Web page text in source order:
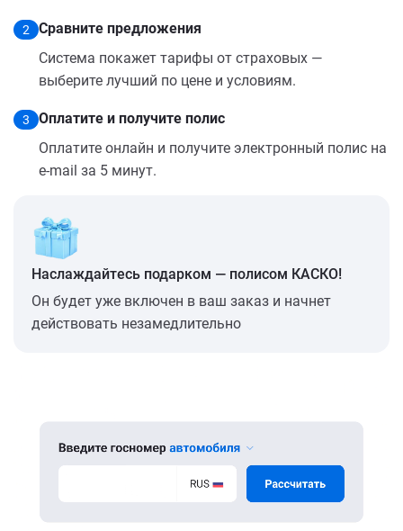
2
Сравните предложения
Система покажет тарифы от страховых —
выберите лучший по цене и условиям.
3
Оплатите и получите полис
Оплатите онлайн и получите электронный полис на
e-mail за 5 минут.
Наслаждайтесь подарком — полисом КАСКО!
Он будет уже включен в ваш заказ и начнет
действовать незамедлительно